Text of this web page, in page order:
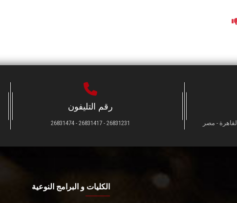
- مصر
رقم التليفون
26831231 - 26831417 - 26831474
الكليات و البرامج النوعية